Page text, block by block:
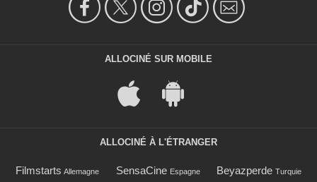
ALLOCINÉ SUR MOBILE
ALLOCINÉ À L'ÉTRANGER
Filmstarts Allemagne SensaCine Espagne Beyazperde Turquie